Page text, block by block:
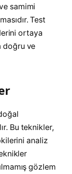
samimi
Test
ortaya
doğru ve
Bu teknikler,
analiz
gözlem